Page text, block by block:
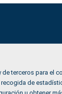
empleo
terceros para el
de